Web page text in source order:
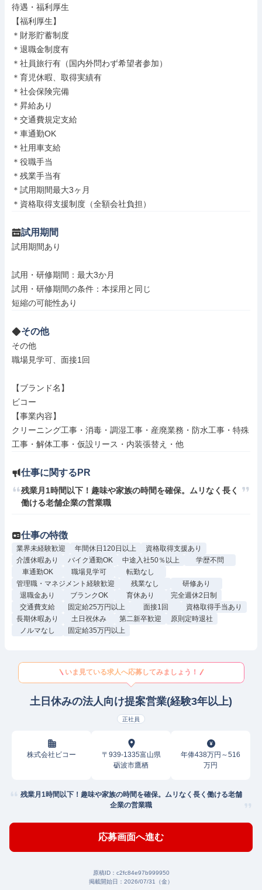
待遇・福利厚生
【福利厚生】
＊財形貯蓄制度
＊退職金制度有
＊社員旅行有（国内外問わず希望者参加）
＊育児休暇、取得実績有
＊社会保険完備
＊昇給あり
＊交通費規定支給
＊車通勤OK
＊社用車支給
＊役職手当
＊残業手当有
＊試用期間最大3ヶ月
＊資格取得支援制度（全額会社負担）
試用期間
試用期間あり
試用・研修期間：最大3か月
試用・研修期間の条件：本採用と同じ
その他
その他
職場見学可、面接1回
【ブランド名】
ビコー
【事業内容】
クリーニング工事・消毒・調湿工事・産廃業務・防水工事・特殊
工事・解体工事・仮設リース・内装張替え・他
仕事に関するPR
残業月1時間以下！趣味や家族の時間を確保。ムリなく長く
働ける老舗企業の営業職
仕事の特徴
業界未経験歓迎 年間休日120日以上
資格取得支援あり
介護休暇あり
バイク通勤OK 中途入社50％以上
学歴不問
車通勤OK
職場見学可
転勤なし
管理職・マネジメント経験歓迎
残業なし
研修あり
退職金あり
ブランクOK 育休あり
完全週休2日制
交通費支給
固定給25万円以上 面接1回
資格取得手当あり
長期休暇あり
土日祝休み 第二新卒歓迎
原則定時退社
ノルマなし
固定給35万円以上
いま見ている求人へ応募してみましょう！
土日休みの法人向け提案営業(経験3年以上)
正社員
株式会社ビコー
〒939-1335富山県
砺波市鷹栖
年俸438万円～516
万円
残業月1時間以下！趣味や家族の時間を確保。ムリなく長く働ける老舗
企業の営業職
応募画面へ進む
原稿ID： c2fc84e97b999950
掲載開始日： 2026/07/31（金）